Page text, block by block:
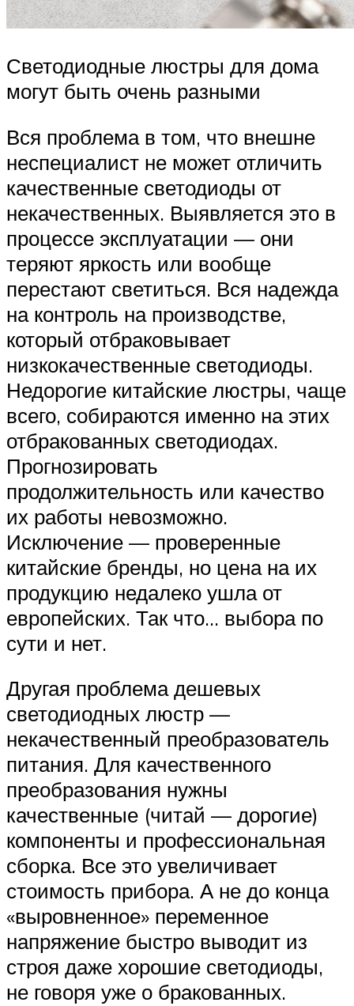
Светодиодные люстры для дома
могут быть очень разными
Вся проблема в том, что внешне
неспециалист не может отличить
качественные светодиоды от
некачественных. Выявляется это в
процессе эксплуатации — они
теряют яркость или вообще
перестают светиться. Вся надежда
на контроль на производстве,
который отбраковывает
низкокачественные светодиоды.
Недорогие китайские люстры, чаще
всего, собираются именно на этих
отбракованных светодиодах.
Прогнозировать
продолжительность или качество
их работы невозможно.
Исключение — проверенные
китайские бренды, но цена на их
продукцию недалеко ушла от
европейских. Так что… выбора по
сути и нет.
Другая проблема дешевых
светодиодных люстр —
некачественный преобразователь
питания. Для качественного
преобразования нужны
качественные (читай — дорогие)
компоненты и профессиональная
сборка. Все это увеличивает
стоимость прибора. А не до конца
«выровненное» переменное
напряжение быстро выводит из
строя даже хорошие светодиоды,
не говоря уже о бракованных.